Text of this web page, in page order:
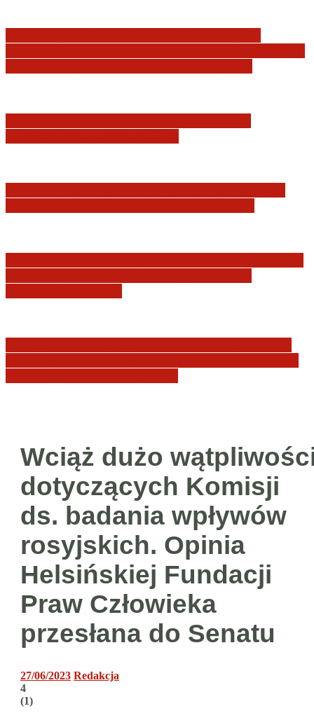
Wciąż dużo
dotyczących Komisji
ds. badania wpływów
rosyjskich. Opinia
Helsińskiej Fundacji
Praw Człowieka
przesłana do Senatu
27/06/2023 Redakcja
4
(1)